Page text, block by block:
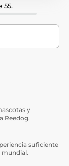
55.
y
Reedog.
suficiente
mundial.